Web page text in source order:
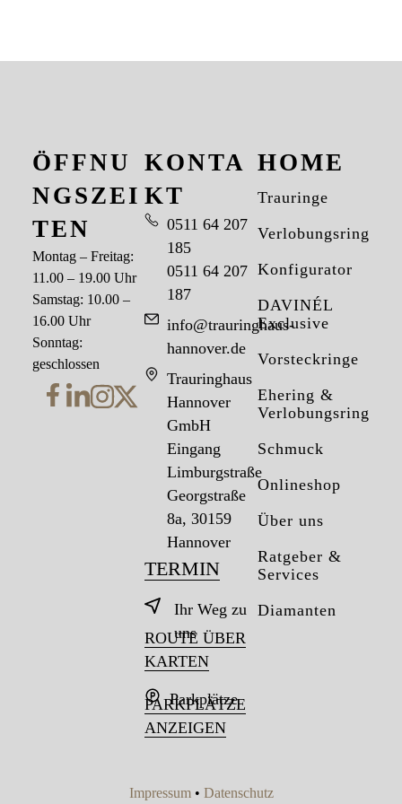
HOME
Trauringe
Verlobungsringe
Konfigurator
DAVINÉL
Exclusive
Vorsteckringe
Ehering &
Verlobungsring
Schmuck
Onlineshop
Über uns
Ratgeber &
Services
Diamanten
KONTA
KT
0511 64 207
185
0511 64 207
187
info@trauringhaus-
hannover.de
Trauringhaus
Hannover
GmbH
Eingang
Limburgstraße
Georgstraße
8a, 30159
Hannover
TERMIN
Ihr Weg zu
uns
ROUTE ÜBER
KARTEN
Parkplätze
PARKPLÄTZE
ANZEIGEN
ÖFFNU
NGSZEI
TEN
Montag – Freitag:
11.00 – 19.00 Uhr
Samstag: 10.00 –
16.00 Uhr
Sonntag:
geschlossen
Impressum• Datenschutz